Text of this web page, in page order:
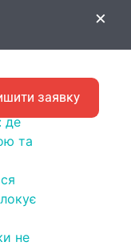
×
заявку
де
та
не